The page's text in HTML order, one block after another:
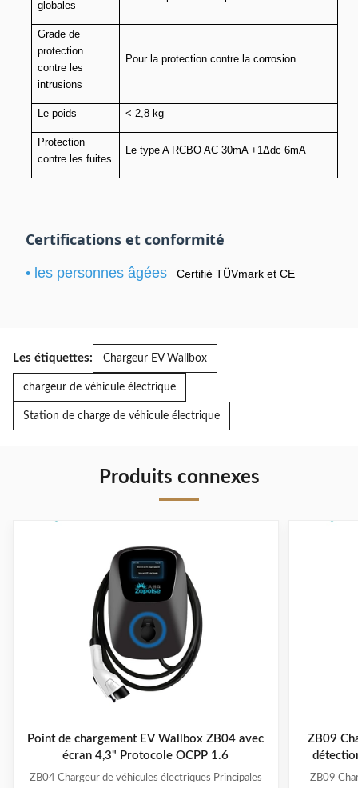
globales
Grade de
protection
contre les
intrusions
Pour la protection contre la corrosion
Le poids < 2,8 kg
Protection
contre les fuites
Le type A RCBO AC 30mA +1Δdc 6mA
Certifications et conformité
• les personnes âgées Certifié TÜVmark et CE
Les étiquettes: Chargeur EV Wallbox
chargeur de véhicule électrique
Station de charge de véhicule électrique
Produits connexes
Point de chargement EV Wallbox ZB04 avec
écran 4,3" Protocole OCPP 1.6
ZB04 Chargeur de véhicules électriques Principales
ZB09
ZB09